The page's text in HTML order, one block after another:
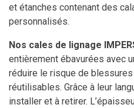
et étanches contenant des
personnalisés.
Nos cales de lignage
entièrement ébavurées avec
réduire le risque de
réutilisables. Grâce à leur
installer et à retirer.